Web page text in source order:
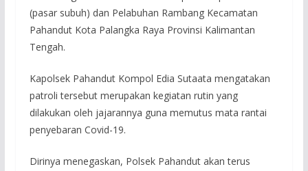
(pasar subuh) dan Pelabuhan Rambang Kecamatan
Pahandut Kota Palangka Raya Provinsi Kalimantan
Tengah.
Kapolsek Pahandut Kompol Edia Sutaata mengatakan
patroli tersebut merupakan kegiatan rutin yang
dilakukan oleh jajarannya guna memutus mata rantai
penyebaran Covid-19.
Dirinya menegaskan, Polsek Pahandut akan terus